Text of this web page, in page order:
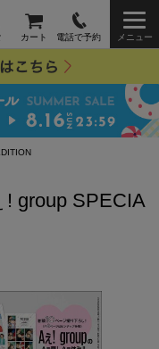
カート 電話で予約 メニュー
group SPECIA